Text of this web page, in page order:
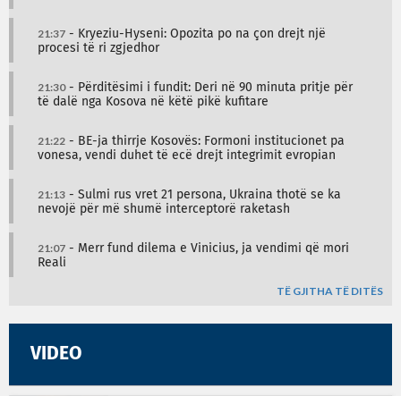
21:37 - Kryeziu-Hyseni: Opozita po na çon drejt një
procesi të ri zgjedhor
21:30- Përditësimi i fundit: Deri në 90 minuta pritje për
të dalë nga Kosova në këtë pikë kufitare
21:22 - BE-ja thirrje Kosovës: Formoni institucionet pa
vonesa, vendi duhet të ecë drejt integrimit evropian
21:13 - Sulmi rus vret 21 persona, Ukraina thotë se ka
nevojë për më shumë interceptorë raketash
21:07 - Merr fund dilema e Vinicius, ja vendimi që mori
Reali
TË GJITHA TË DITËS
VIDEO